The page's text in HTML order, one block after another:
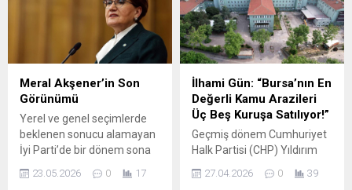
Meral Akşener’in Son
Görünümü
Yerel ve genel seçimlerde
beklenen sonucu alamayan
İyi Parti’de bir dönem sona
partideki görevini devredip
23.05.2026 0 17
İlhami Gün: “Bursa’nın En
Değerli Kamu Arazileri
Üç Beş Kuruşa Satılıyor!”
Geçmiş dönem Cumhuriyet
Halk Partisi (CHP) Yıldırım
Bursa’nın merkezinde yer
27.04.2026 0 39